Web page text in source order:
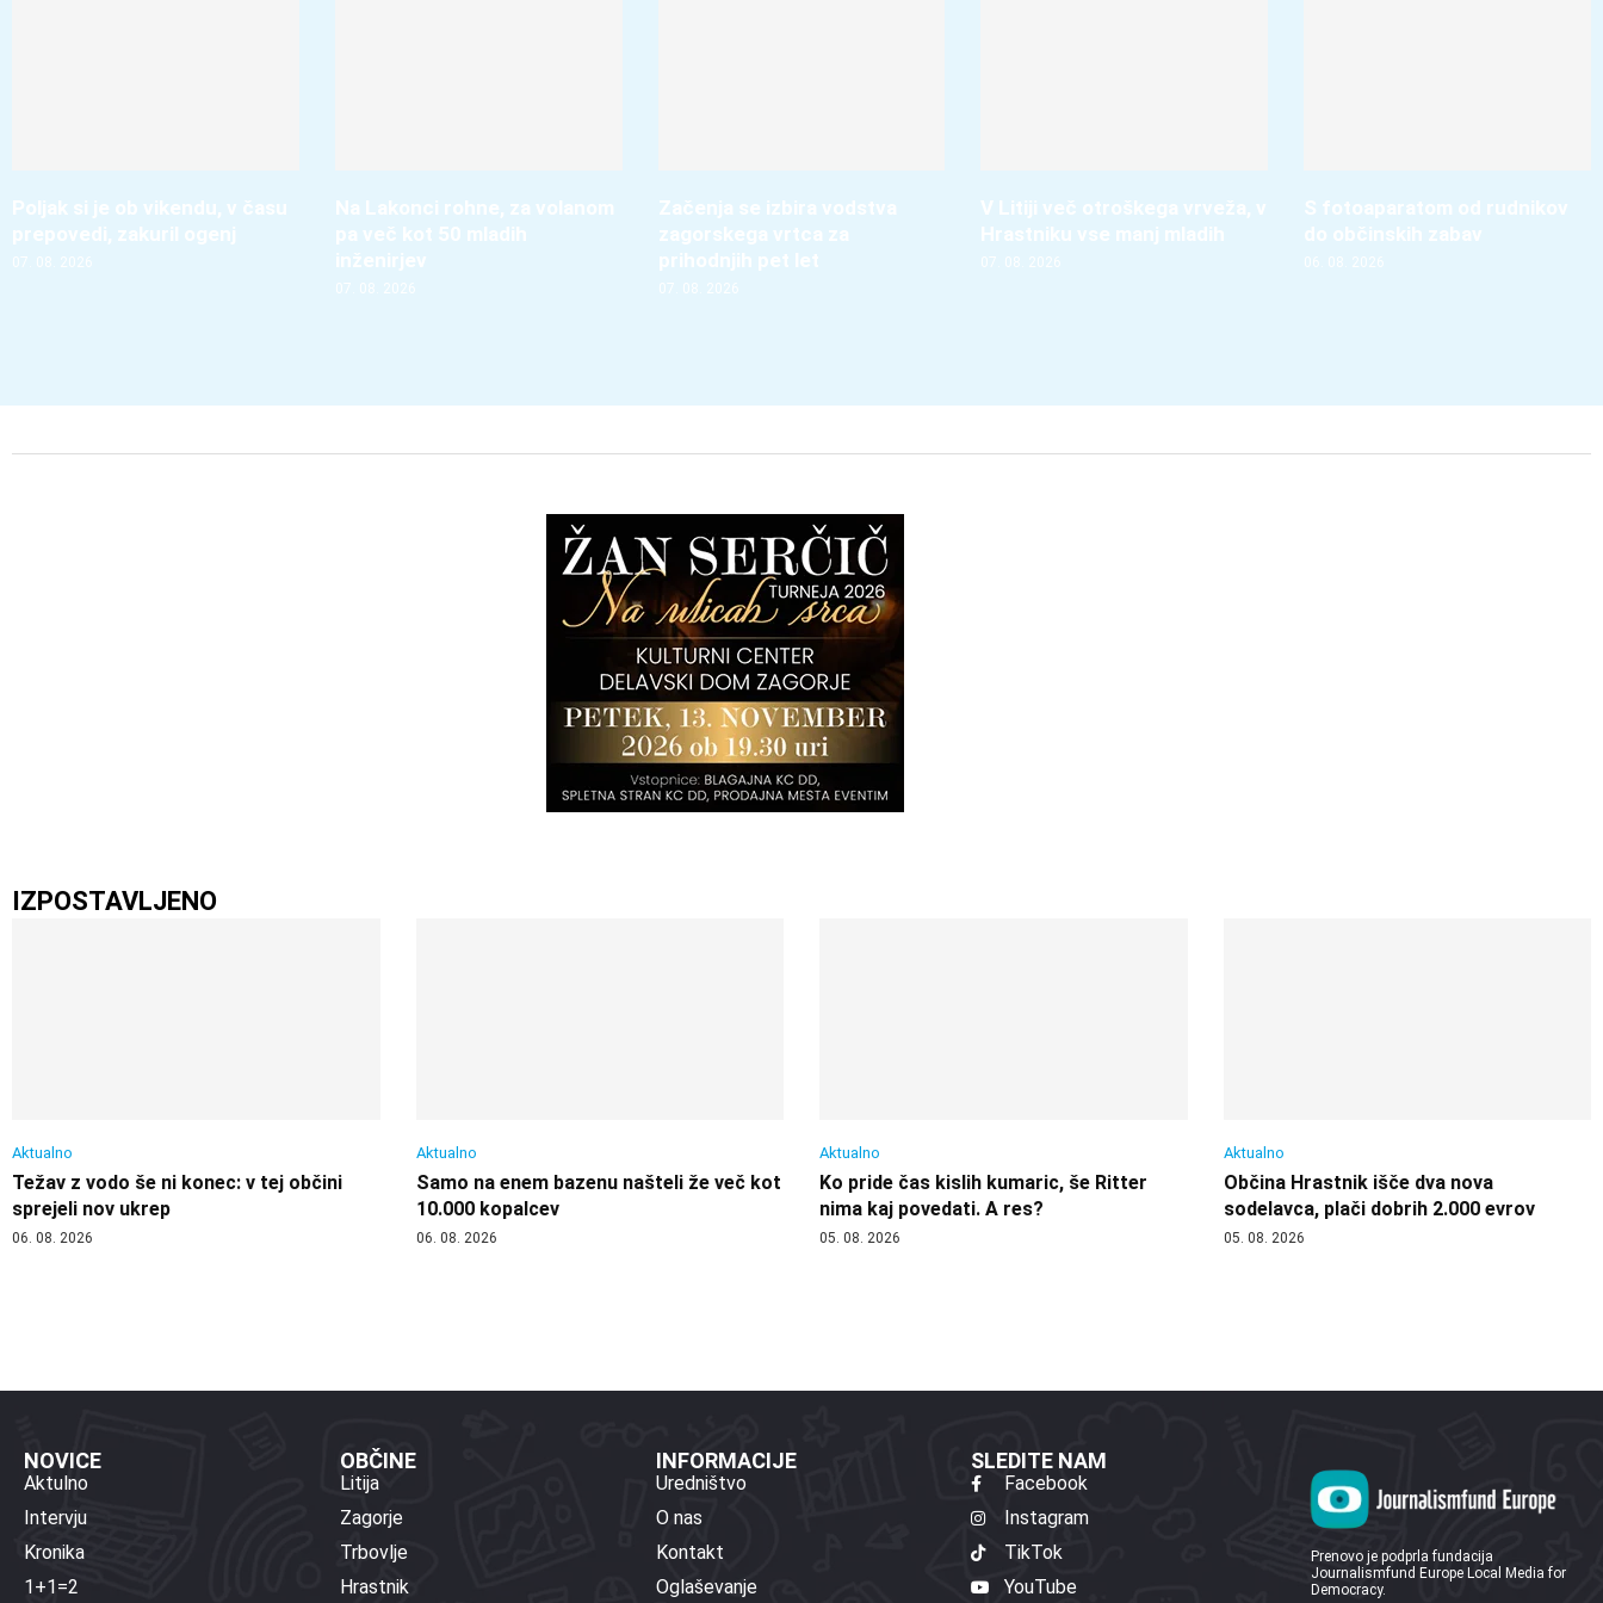
Poljak si je ob vikendu, v času
prepovedi, zakuril ogenj
07. 08. 2026
Na Lakonci rohne, za volanom
pa več kot 50 mladih
inženirjev
07. 08. 2026
Začenja se izbira vodstva
zagorskega vrtca za
prihodnjih pet let
07. 08. 2026
V Litiji več otroškega vrveža, v
Hrastniku vse manj mladih
07. 08. 2026
S fotoaparatom od rudnikov
do občinskih zabav
06. 08. 2026
IZPOSTAVLJENO
Aktualno
Težav z vodo še ni konec: v tej občini
sprejeli nov ukrep
06. 08. 2026
Aktualno
Samo na enem bazenu našteli že več kot
10.000 kopalcev
06. 08. 2026
Aktualno
Ko pride čas kislih kumaric, še Ritter
nima kaj povedati. A res?
05. 08. 2026
Aktualno
Občina Hrastnik išče dva nova
sodelavca, plači dobrih 2.000 evrov
05. 08. 2026
NOVICE
Aktulno
Intervju
Kronika
1+1=2
OBČINE
Litija
Zagorje
Trbovlje
Hrastnik
INFORMACIJE
Uredništvo
O nas
Kontakt
Oglaševanje
SLEDITE NAM
Facebook
Instagram
TikTok
YouTube
Prenovo je podprla fundacija
Journalismfund Europe Local Media for
Democracy.